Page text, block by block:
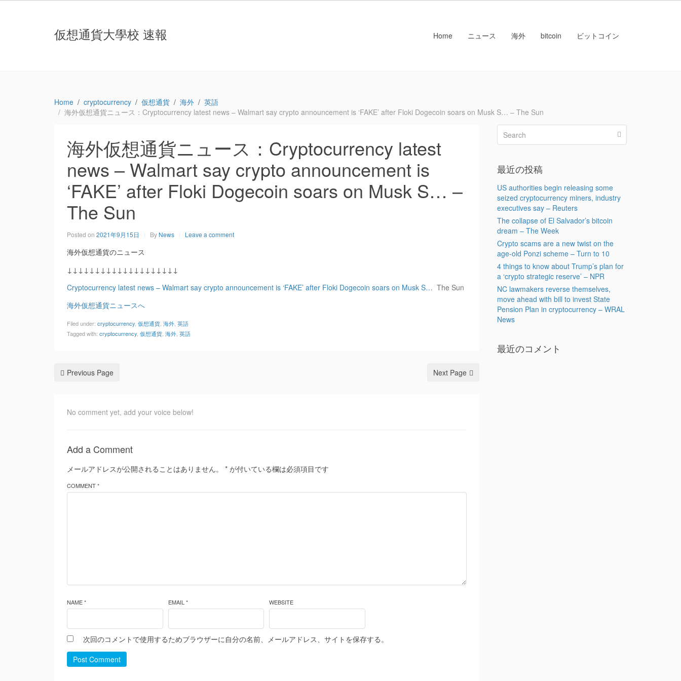
仮想通貨大學校 速報 Home ニュース 海外 bitcoin ビットコイン
Home cryptocurrency 仮想通貨 海外
英語
海外仮想通貨ニュース：Cryptocurrency latest news – Walmart say crypto announcement is ‘FAKE’ after Floki Dogecoin soars on Musk S… – The Sun
海外仮想通貨ニュース：Cryptocurrency latest
news – Walmart say crypto announcement is
‘FAKE’ after Floki Dogecoin soars on Musk S… –
The Sun
Posted on 2021年9月15日 By News Leave a comment
海外仮想通貨のニュース
↓↓↓↓↓↓↓↓↓↓↓↓↓↓↓↓↓↓↓↓
Cryptocurrency latest news – Walmart say crypto announcement is ‘FAKE’ after Floki Dogecoin soars on Musk S… The Sun
海外仮想通貨ニュースへ
Filed under: cryptocurrency 仮想通貨 海外 英語
Tagged with: cryptocurrency 仮想通貨 海外 英語
Previous Page Next Page
No comment yet, add your voice below!
Add a Comment
メールアドレスが公開されることはありません。 * が付いている欄は必須項目です
COMMENT *
NAME * EMAIL * WEBSITE
次回のコメントで使用するためブラウザーに自分の名前、メールアドレス、サイトを保存する。
Post Comment
最近の投稿
US authorities begin releasing some
seized cryptocurrency miners, industry
executives say – Reuters
The collapse of El Salvador’s bitcoin
dream – The Week
Crypto scams are a new twist on the
age-old Ponzi scheme – Turn to 10
4 things to know about Trump’s plan for
a ‘crypto strategic reserve’ – NPR
NC lawmakers reverse themselves,
move ahead with bill to invest State
Pension Plan in cryptocurrency – WRAL
News
最近のコメント